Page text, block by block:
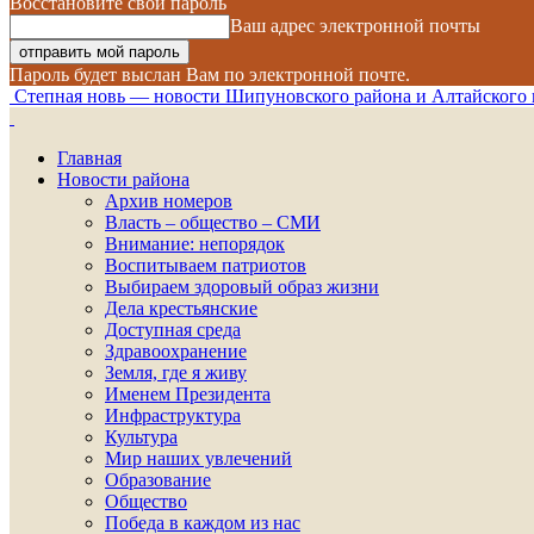
Ваш адрес электронной почты
Пароль будет выслан Вам по электронной почте.
Степная новь — новости Шипуновского района и Алтайского
Главная
Новости района
Архив номеров
Власть – общество – СМИ
Внимание: непорядок
Воспитываем патриотов
Выбираем здоровый образ жизни
Дела крестьянские
Доступная среда
Здравоохранение
Земля, где я живу
Именем Президента
Инфраструктура
Культура
Мир наших увлечений
Образование
Общество
Победа в каждом из нас